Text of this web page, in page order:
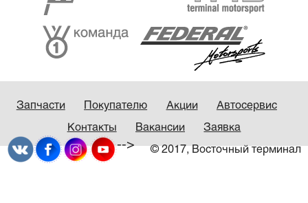
Запчасти Покупателю Акции Автосервис
Контакты Вакансии Заявка
© 2017, Восточный терминал
-->